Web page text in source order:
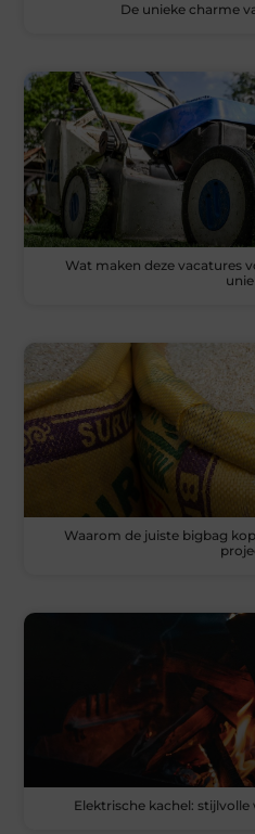
De unieke charme
Wat maken deze vacatures
Waarom de juiste bigbag
Elektrische kachel: